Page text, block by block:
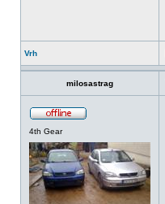
Vrh
milosastrag
4th Gear